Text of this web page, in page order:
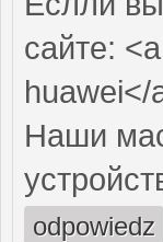
сайте:
huawei</
Наши
odpowiedz